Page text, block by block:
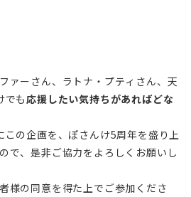
ァーさん、ラトナ・プティさん、天
でも応援したい気持ちがあればどな
の企画を、ぽさんけ5周年を盛り上
で、是非ご協力をよろしくお願いし
様の同意を得た上でご参加くださ